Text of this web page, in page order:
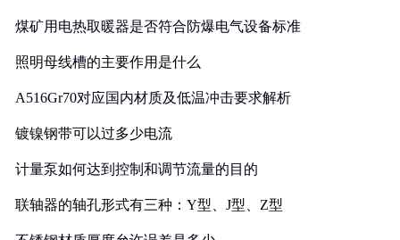
煤矿用电热取暖器是否符合防爆电气设备标准
照明母线槽的主要作用是什么
A516Gr70对应国内材质及低温冲击要求解析
镀镍钢带可以过多少电流
计量泵如何达到控制和调节流量的目的
联轴器的轴孔形式有三种：Y型、J型、Z型